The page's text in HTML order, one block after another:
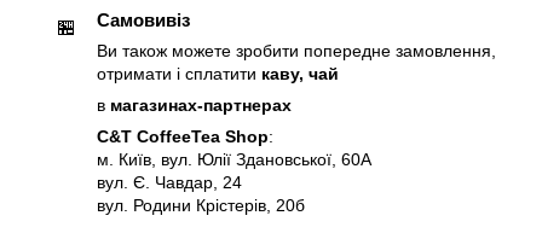
🏪 Самовивіз
Ви також можете зробити попередне замовлення,
отримати і сплатити каву, чай
в магазинах-партнерах
C&T CoffeeTea Shop:
м. Київ, вул. Юлії Здановської, 60А
вул. Є. Чавдар, 24
вул. Родини Крістерів, 20б